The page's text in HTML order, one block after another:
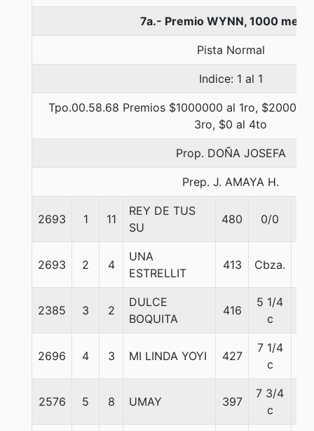
7a.- Premio WYNN, 1000
Pista Normal
Indice: 1 al 1
Tpo.00.58.68 Premios $1000000 al 1ro,
3ro, $0 al 4to
Prop. DOÑA JOSEFA
Prep. J. AMAYA H.
2693 1 11
REY DE TUS
SU
480 0/0
2693 2 4
UNA
ESTRELLIT
413 Cbza.
2385 3 2
DULCE
BOQUITA
416
5 1/4
c
2696 4 3 MI LINDA YOYI 427
7 1/4
c
2576 5 8 UMAY 397
7 3/4
c